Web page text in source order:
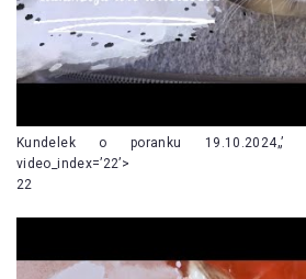
Kundelek o poranku 19.10.2024„’
video_index=’22’>
22